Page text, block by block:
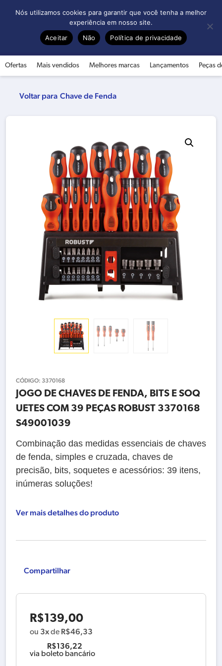
Ofertas Mais vendidos Melhores marcas Lançamentos Peças
Chave de Fenda
CÓDIGO: 3370168
JOGO DE CHAVES DE FENDA, BITS E SOQ
UETES COM 39 PEÇAS ROBUST 3370168
S49001039
Combinação das medidas essenciais de chaves
de fenda, simples e cruzada, chaves de
precisão, bits, soquetes e acessórios: 39 itens,
inúmeras soluções!
Ver mais detalhes do produto
Compartilhar
R$139,00
ou 3xde R$46,33
R$136,22
via boleto bancário
Nós utilizamos cookies para garantir que você tenha a melhor
experiência em nosso site.
Aceitar
Não Política de privacidade